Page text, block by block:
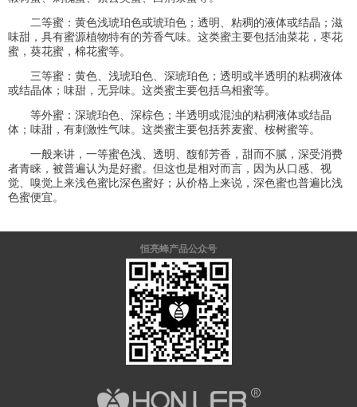
二等蜜：黄色浅琥珀色或琥珀色；透明、粘稠的液体或结晶；滋
味甜，具有蜜源植物特有的芳香气味。这类蜜主要包括油菜花，枣花
蜜，葵花蜜，棉花蜜等。
三等蜜：黄色、浅琥珀色、深琥珀色；透明或半透明的粘稠液体
或结晶体；味甜，无异味。这类蜜主要包括乌相蜜等。
等外蜜：深琥珀色、深棕色；半透明或混浊的粘稠液体或结晶
体；味甜，有刺激性气味。这类蜜主要包括荞麦蜜、桉树蜜等。
一般来讲，一等蜜色浅、透明、馥郁芳香，甜而不腻，深受消费
者青睐，被普遍认为是好蜜。但这也是相对而言，因为从口感、视
觉、嗅觉上来浅色蜜比深色蜜好；从价格上来说，深色蜜也普遍比浅
色蜜便宜。
恒亮蜂产品公众号